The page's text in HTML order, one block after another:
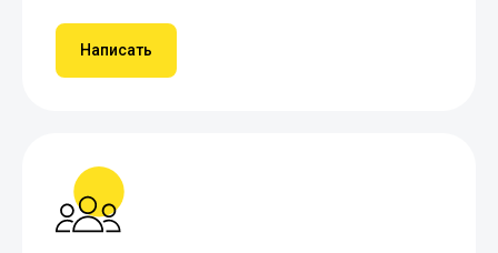
Написать